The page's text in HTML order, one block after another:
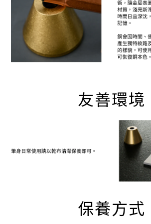
友善環境
保養方式